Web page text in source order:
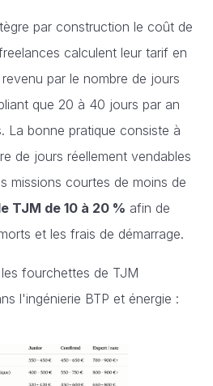
par construction le coût de
calculent leur tarif en
par le nombre de jours
que 20 à 40 jours par an
La bonne pratique consiste à
de jours réellement vendables
missions courtes de moins de
TJM de 10 à 20 % afin de
et les frais de démarrage.
fourchettes de TJM
l'ingénierie BTP et énergie :